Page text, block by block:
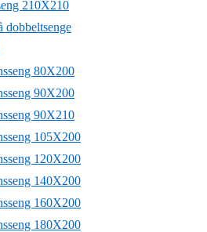
210X210
dobbeltsenge
80X200
90X200
90X210
105X200
120X200
140X200
160X200
180X200